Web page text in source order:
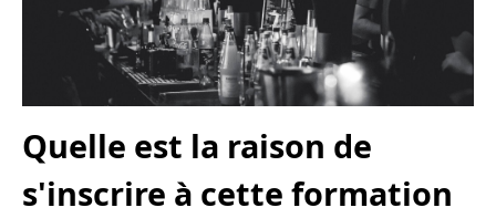
Quelle est la raison de
s'inscrire à cette formation